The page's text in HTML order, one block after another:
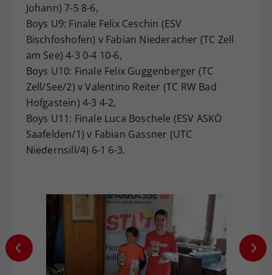
Johann) 7-5 8-6,
Boys U9: Finale Felix Ceschin (ESV
Bischfoshofen) v Fabian Niederacher (TC Zell
am See) 4-3 0-4 10-6,
Boys U10: Finale Felix Guggenberger (TC
Zell/See/2) v Valentino Reiter (TC RW Bad
Hofgastein) 4-3 4-2,
Boys U11: Finale Luca Boschele (ESV ASKÖ
Saafelden/1) v Fabian Gassner (UTC
Niedernsill/4) 6-1 6-3.